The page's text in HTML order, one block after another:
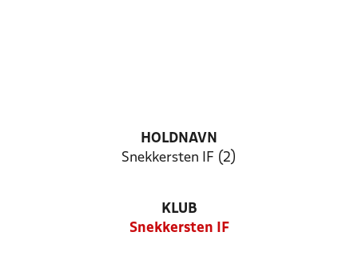
HOLDNAVN
Snekkersten IF (2)
KLUB
Snekkersten IF